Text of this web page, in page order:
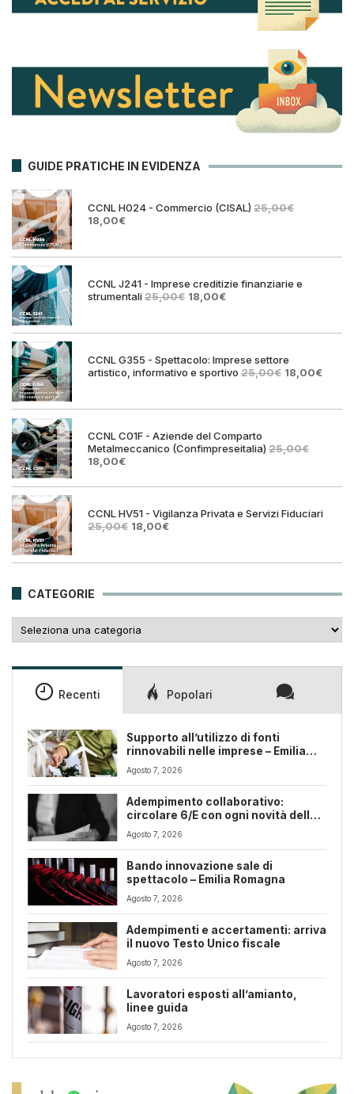
GUIDE PRATICHE IN EVIDENZA
CCNL H024 - Commercio (CISAL) 25,00€
Il
era:
18,00€Il
è:
CCNL J241 - Imprese creditizie finanziarie e
strumentali25,00€ Il
era:
18,00€Il
è:
CCNL G355 - Spettacolo: Imprese settore
artistico, informativo e sportivo 25,00€ Il
era:
18,00€Il
è:
CCNL C01F - Aziende del Comparto
Metalmeccanico (Confimpreseitalia) 25,00€
Il
originale
25,00€.
18,00€Il
attuale
18,00€.
CCNL HV51 - Vigilanza Privata e Servizi Fiduciari
25,00€ Il
era:
18,00€Il
è:
CATEGORIE
Recenti Popolari
Supporto all’utilizzo di fonti
rinnovabili nelle imprese – Emilia
Romagna
Agosto 7, 2026
Adempimento collaborativo:
circolare 6/E con ogni novità della
riforma fiscale
Agosto 7, 2026
Bando innovazione sale di
spettacolo – Emilia Romagna
Agosto 7, 2026
Adempimenti e accertamenti: arriva
il nuovo Testo Unico fiscale
Agosto 7, 2026
Lavoratori esposti all’amianto,
linee guida
Agosto 7, 2026